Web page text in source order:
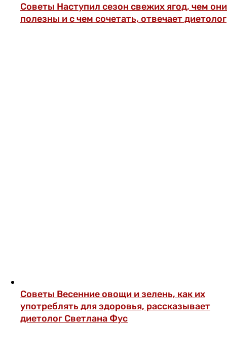
Советы Наступил сезон свежих ягод, чем они
полезны и с чем сочетать, отвечает диетолог
Советы Весенние овощи и зелень, как их
употреблять для здоровья, рассказывает
диетолог Светлана Фус